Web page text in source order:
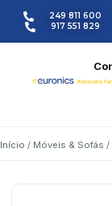
249 811 600
917 551 829
Início / Móveis & Sofás /